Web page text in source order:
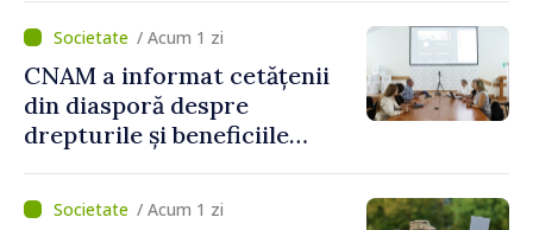
/ Acum 1 zi
CNAM a informat cetățenii
din diasporă despre
drepturile și beneficiile
/ Acum 1 zi